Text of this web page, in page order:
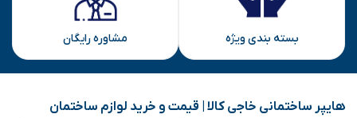
بسته بندی ویژه مشاوره رایگان
هایپر ساختمانی خاجی‌ کالا | قیمت و خرید لوازم ساختمان